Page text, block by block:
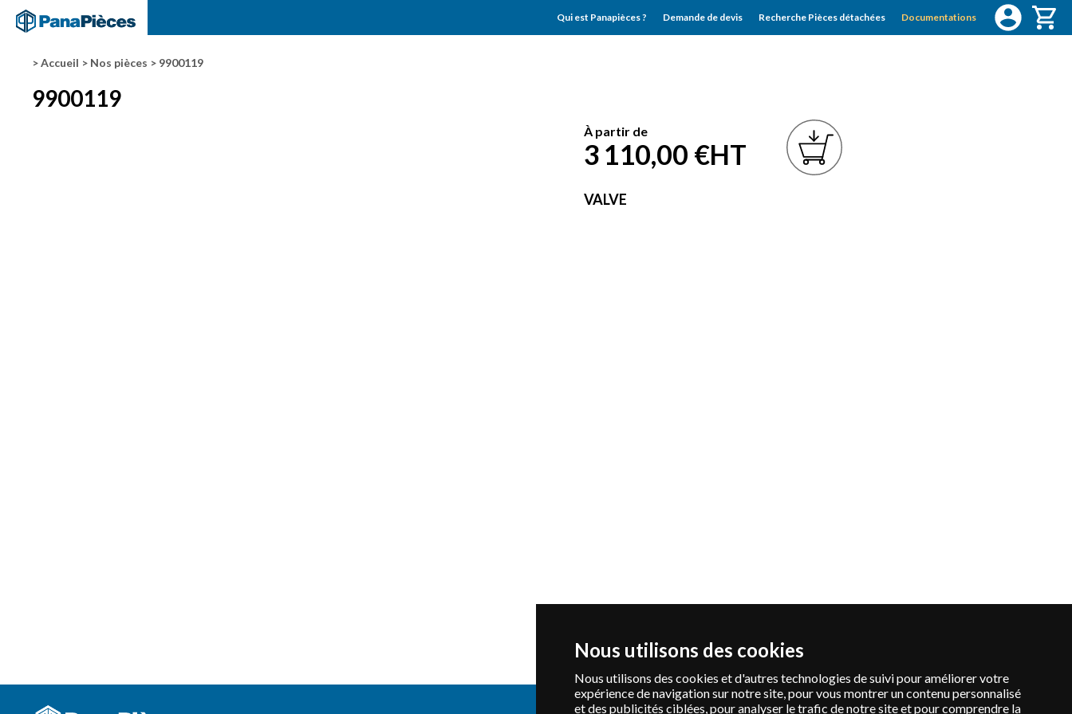
Nous utilisons des cookies
Nous utilisons des cookies et d'autres technologies de suivi pour améliorer votre
expérience de navigation sur notre site, pour vous montrer un contenu personnalisé
et des publicités ciblées, pour analyser le trafic de notre site et pour comprendre la
Qui est Panapièces ? Demande de devis Recherche Pièces détachées Documentations
> Accueil > Nos pièces > 9900119
9900119
À partir de
3 110,00 €HT
VALVE